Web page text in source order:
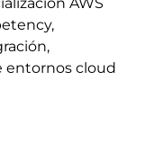
entornos cloud